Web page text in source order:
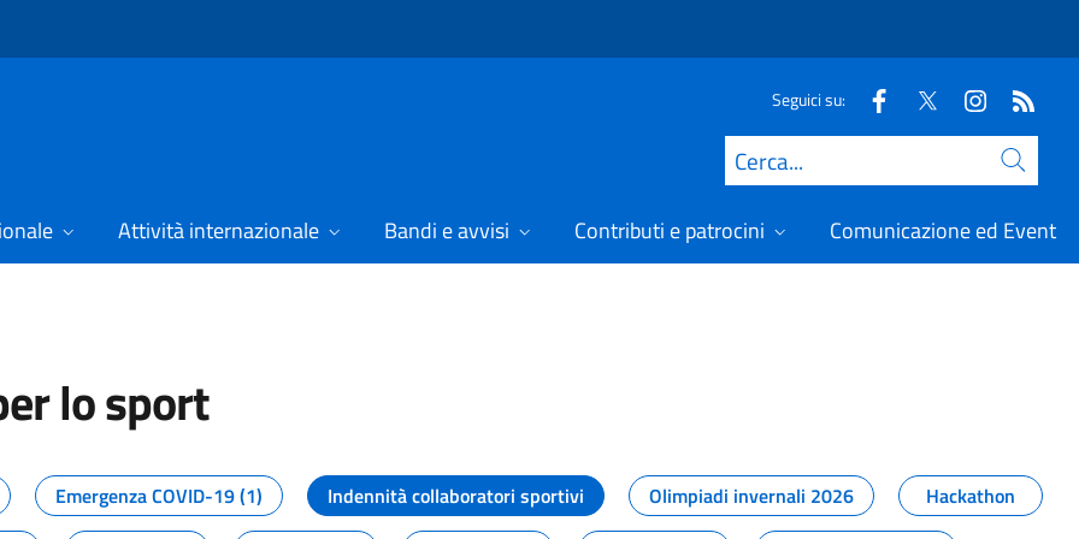
Seguici su:
Cerca
Attività internazionale Bandi e avvisi Contributi e patrocini Comunicazione ed Eventi
lo sport
dal Dipartimento per lo sport
Emergenza COVID-19 (1) Indennità collaboratori sportivi Olimpiadi invernali 2026
Hackathon